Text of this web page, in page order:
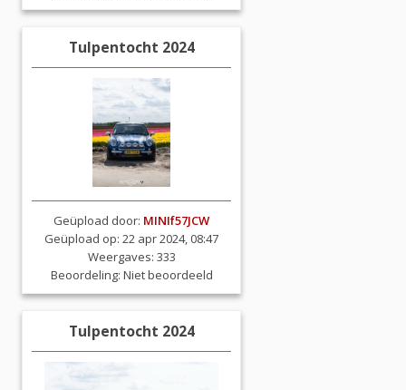
Tulpentocht 2024
Geüpload door: MINIf57JCW
Geüpload op: 22 apr 2024, 08:47
Weergaves: 333
Beoordeling: Niet beoordeeld
Tulpentocht 2024